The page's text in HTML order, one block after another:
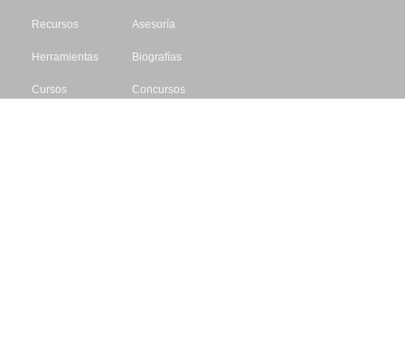
Recursos
Herramientas
Cursos
Asesoría
Biografías
Concursos